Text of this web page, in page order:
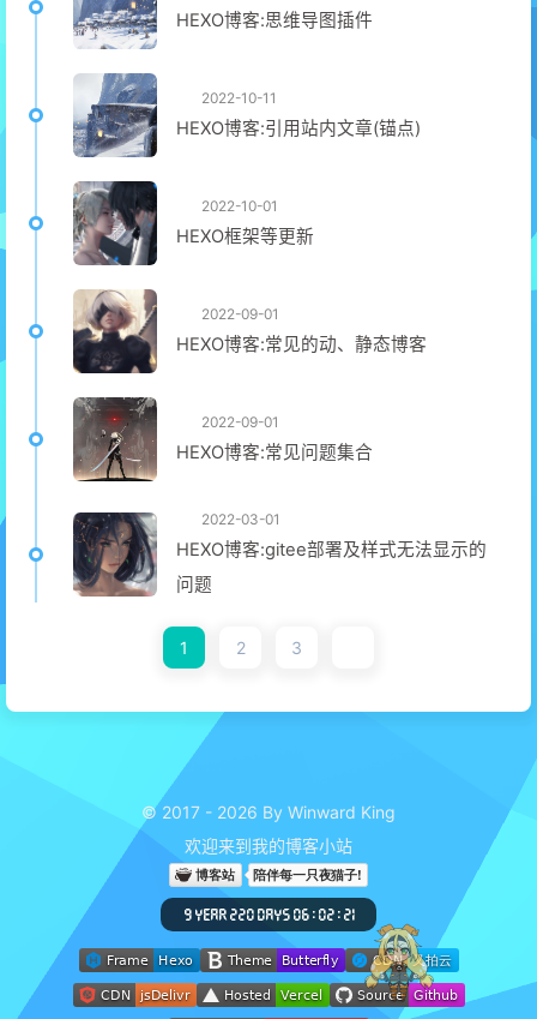
HEXO博客:思维导图插件
2022-10-11
HEXO博客:引用站内文章(锚点)
2022-10-01
HEXO框架等更新
2022-09-01
HEXO博客:常见的动、静态博客
2022-09-01
HEXO博客:常见问题集合
2022-03-01
HEXO博客:gitee部署及样式无法显示的
问题
1 2 3
© 2017 - 2026 By Winward King
欢迎来到我的博客小站
9 YEAR 220 DAYS 06 : 02 : 22